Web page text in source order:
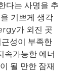
다는 사명을 추
기쁘게 생각
가 외진 곳
성이 부족한
속가능한 에너
될 만한 잠재